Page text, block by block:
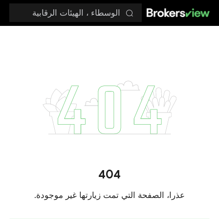
الوسطاء ، الهيئات الرقابية
404
عذرا، الصفحة التي تمت زيارتها غير موجودة.